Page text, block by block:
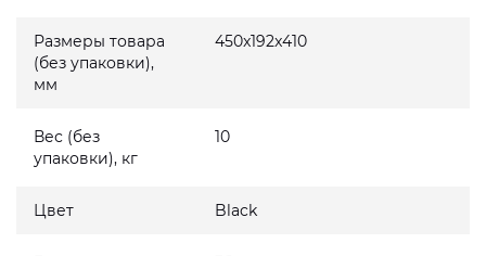
Размеры товара
(без упаковки),
мм
450x192x410
Вес (без
упаковки), кг
10
Цвет Black